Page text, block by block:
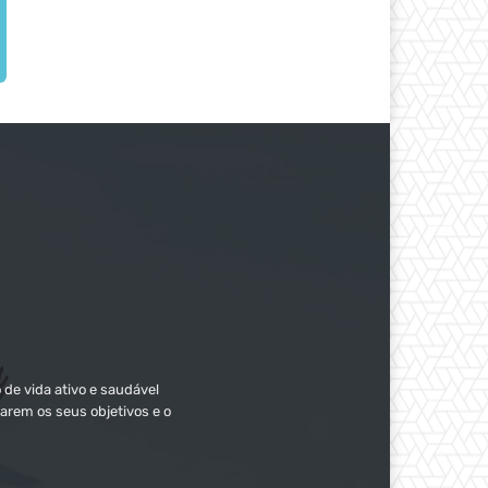
vida ativo e saudável
os seus objetivos e o